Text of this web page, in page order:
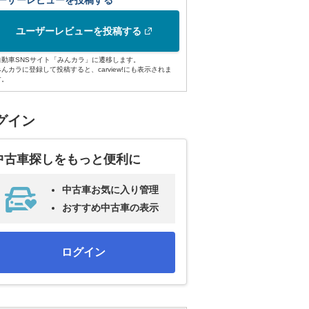
ユーザーレビューを投稿する
車SNSサイト「みんカラ」に遷移します。
んカラに登録して投稿すると、carview!にも表示されま
イン
古車探しをもっと便利に
中古車お気に入り管理
おすすめ中古車の表示
ログイン